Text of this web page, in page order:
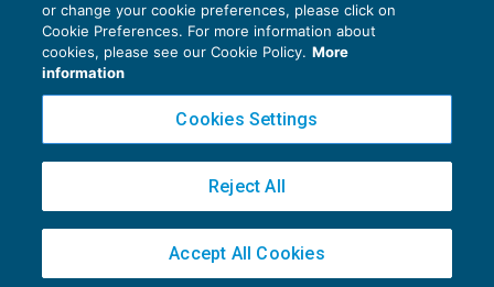
Privacy Policy
Cookie Policy
Copyright 2016 ©Gruppo Euroconference S.p.A.v2.32.4
Piazza Luigi Einaudi, 10N01 - 20124 Milano - info@ecnews.it
02776120236
or change your cookie preferences, please click on
Cookie Preferences. For more information about
cookies, please see our Cookie Policy. More
information
Cookies Settings
Reject All
Accept All Cookies